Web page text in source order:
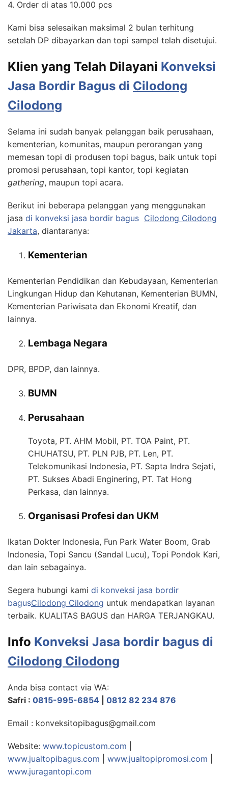
4. Order di atas 10.000 pcs
Kami bisa selesaikan maksimal 2 bulan terhitung
setelah DP dibayarkan dan topi sampel telah disetujui.
Klien yang Telah Dilayani Konveksi
Jasa Bordir Bagus di Cilodong
Cilodong
Selama ini sudah banyak pelanggan baik perusahaan,
kementerian, komunitas, maupun perorangan yang
memesan topi di produsen topi bagus, baik untuk topi
promosi perusahaan, topi kantor, topi kegiatan
gathering, maupun topi acara.
Berikut ini beberapa pelanggan yang menggunakan
jasa di konveksi jasa bordir bagus Cilodong Cilodong
Jakarta, diantaranya:
Kementerian
Kementerian Pendidikan dan Kebudayaan, Kementerian
Lingkungan Hidup dan Kehutanan, Kementerian BUMN,
Kementerian Pariwisata dan Ekonomi Kreatif, dan
lainnya.
Lembaga Negara
DPR, BPDP, dan lainnya.
BUMN
Perusahaan
Toyota, PT. AHM Mobil, PT. TOA Paint, PT.
CHUHATSU, PT. PLN PJB, PT. Len, PT.
Telekomunikasi Indonesia, PT. Sapta Indra Sejati,
PT. Sukses Abadi Enginering, PT. Tat Hong
Perkasa, dan lainnya.
Organisasi Profesi dan UKM
Ikatan Dokter Indonesia, Fun Park Water Boom, Grab
Indonesia, Topi Sancu (Sandal Lucu), Topi Pondok Kari,
dan lain sebagainya.
Segera hubungi kami di konveksi jasa bordir
bagusCilodong Cilodong untuk mendapatkan layanan
terbaik. KUALITAS BAGUS dan HARGA TERJANGKAU.
Info Konveksi Jasa bordir bagus di
Cilodong Cilodong
Anda bisa contact via WA:
Safri : 0815-995-6854 0812 82 234 876
Email : konveksitopibagus@gmail.com
Website: www.topicustom.com
www.jualtopibagus.com
www.jualtopipromosi.com
www.juragantopi.com